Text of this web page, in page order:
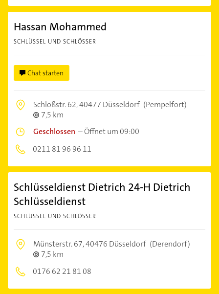
Hassan Mohammed
SCHLÜSSEL UND SCHLÖSSER
Chat starten
Schloßstr. 62,40477 Düsseldorf (Pempelfort)
7,5 km
Geschlossen –Öffnet um 09:00
0211 81 96 96 11
Schlüsseldienst Dietrich 24-H Dietrich
Schlüsseldienst
SCHLÜSSEL UND SCHLÖSSER
Münsterstr. 67,40476 Düsseldorf (Derendorf)
7,5 km
0176 62 21 81 08